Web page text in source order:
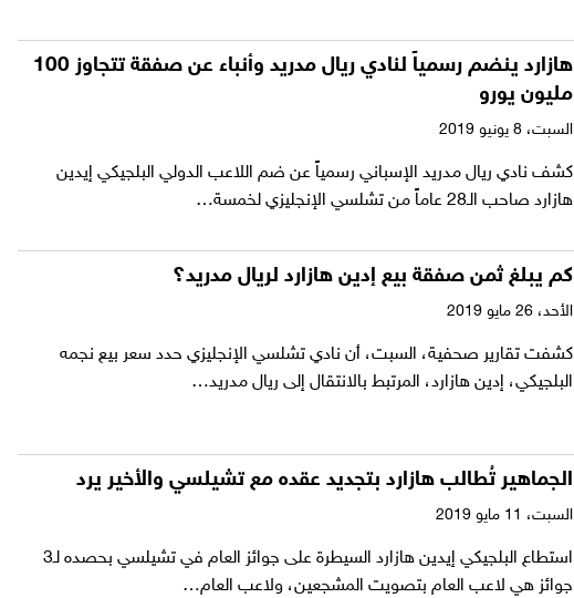
هازارد ينضم رسمياً لنادي ريال مدريد وأنباء عن صفقة تتجاوز 100
مليون يورو
السبت،
كشف نادي ريال مدريد الإسباني رسمياً عن ضم اللاعب الدولي البلجيكي إيدين
هازارد صاحب الـ28 عاماً من تشلسي الإنجليزي لخمسة…
كم يبلغ ثمن صفقة بيع إدين هازارد لريال مدريد؟
الأحد،
كشفت تقارير صحفية، السبت، أن نادي تشلسي الإنجليزي حدد سعر بيع نجمه
البلجيكي، إدين هازارد، المرتبط بالانتقال إلى ريال مدريد…
الجماهير تُطالب هازارد بتجديد عقده مع تشيلسي والأخير يرد
السبت،
استطاع البلجيكي إيدين هازارد السيطرة على جوائز العام في تشيلسي بحصده لـ3
جوائز هي لاعب العام بتصويت المشجعين، ولاعب العام…